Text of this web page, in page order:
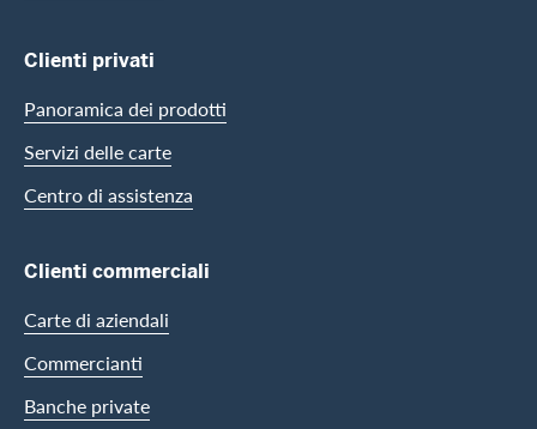
Clienti privati
Panoramica dei prodotti
Servizi delle carte
Centro di assistenza
Clienti commerciali
Carte di aziendali
Commercianti
Banche private